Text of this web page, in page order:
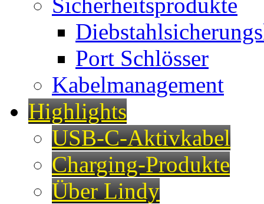
Port Schlösser
Kabelmanagement
Highlights
USB-C-Aktivkabel
Charging-Produkte
Über Lindy